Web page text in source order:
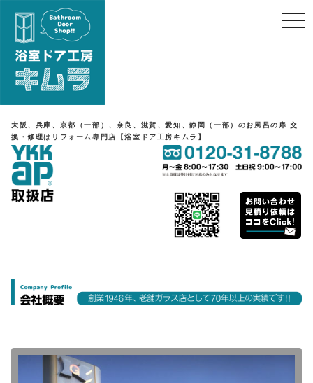
toggle
大阪、兵庫、京都（一部）、奈良、滋賀、愛知、静岡（一部）のお風呂の扉 交
換・修理はリフォーム専門店【浴室ドア工房キムラ】